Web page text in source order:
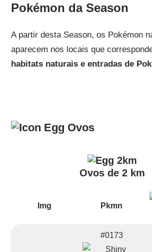
Pokémon da Season
A partir desta Season, os Pokémon
aparecem nos locais que
habitats naturais e entradas de
Ovos
Ovos de 2 km
Img Pkmn
#0173